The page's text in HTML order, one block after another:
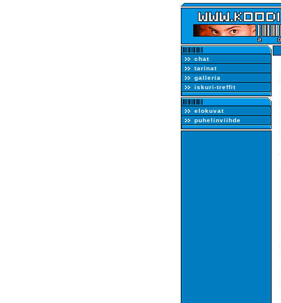
chat
tarinat
galleria
iskuri-treffit
elokuvat
puhelinviihde